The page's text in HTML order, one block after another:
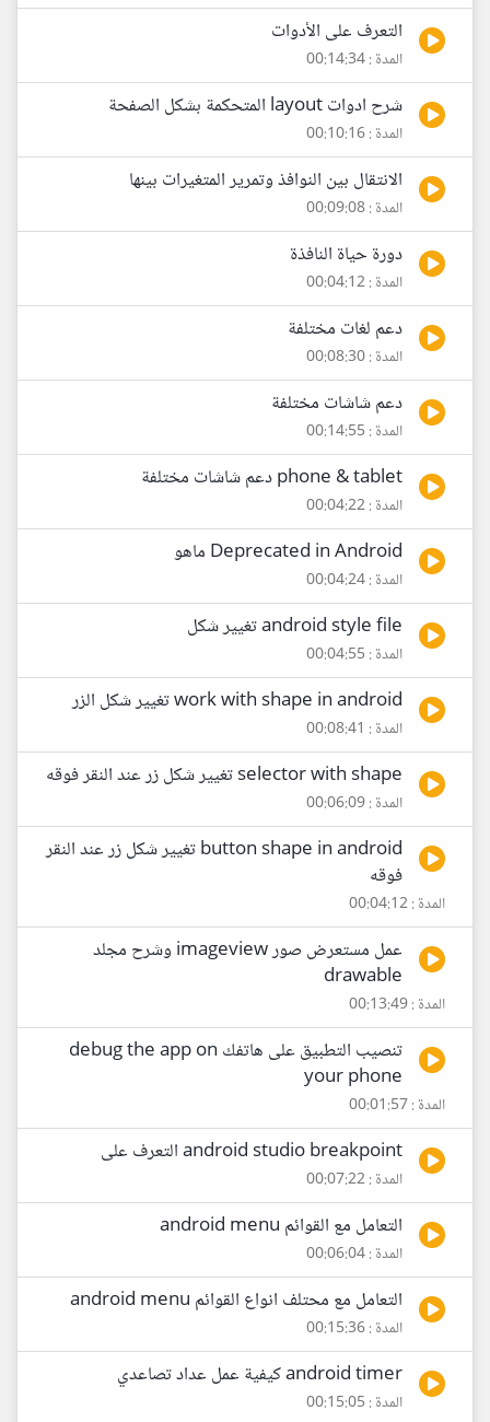
التعرف على الأدوات
المدة : 00:14:34
شرح ادوات layout المتحكمة بشكل الصفحة
المدة : 00:10:16
الانتقال بين النوافذ وتمرير المتغيرات بينها
المدة : 00:09:08
دورة حياة النافذة
المدة : 00:04:12
دعم لغات مختلفة
المدة : 00:08:30
دعم شاشات مختلفة
المدة : 00:14:55
phone & tablet دعم شاشات مختلفة
المدة : 00:04:22
Deprecated in Android ماهو
المدة : 00:04:24
android style file تغيير شكل
المدة : 00:04:55
work with shape in android تغيير شكل الزر
المدة : 00:08:41
selector with shape تغيير شكل زر عند النقر فوقه
المدة : 00:06:09
button shape in android تغيير شكل زر عند النقر
فوقه
المدة : 00:04:12
عمل مستعرض صور imageview وشرح مجلد
drawable
المدة : 00:13:49
تنصيب التطبيق على هاتفك debug the app on
your phone
المدة : 00:01:57
android studio breakpoint التعرف على
المدة : 00:07:22
التعامل مع القوائم android menu
المدة : 00:06:04
التعامل مع محتلف انواع القوائم android menu
المدة : 00:15:36
android timer كيفية عمل عداد تصاعدي
المدة : 00:15:05